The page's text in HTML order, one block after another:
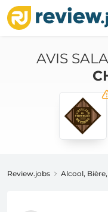
AVIS
Review.jobs Alcool,